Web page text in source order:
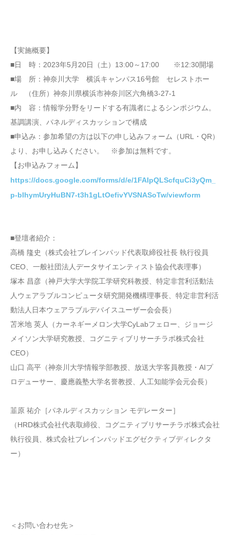
【実施概要】
■日 時：2023年5月20日（土）13:00～17:00 ※12:30開場
■場 所：神奈川大学 横浜キャンパス16号館 セレストホー
ル （住所）神奈川県横浜市神奈川区六角橋3-27-1
■内 容：情報学分野をリードする有識者によるシンポジウム。
基調講演、パネルディスカッションで構成
■申込み：参加希望の方は以下の申し込みフォーム（URL・QR）
より、お申し込みください。 ※参加は無料です。
【お申込みフォーム】
https://docs.google.com/forms/d/e/1FAIpQLScfquCi3yQm_
p-bIhymUryHuBN7-t3h1gLtOefivYVSNASoTw/viewform
■登壇者紹介：
高橋 隆史（株式会社ブレインパッド代表取締役社長 執行役員
CEO、一般社団法人データサイエンティスト協会代表理事）
塚本 昌彦（神戸大学大学院工学研究科教授、特定非営利活動法
人ウェアラブルコンピュータ研究開発機構理事長、特定非営利活
動法人日本ウェアラブルデバイスユーザー会会長）
苫米地 英人（カーネギーメロン大学CyLabフェロー、ジョージ
メイソン大学研究教授、コグニティブリサーチラボ株式会社
CEO）
山口 高平（神奈川大学情報学部教授、放送大学客員教授・AIプ
ロデューサー、慶應義塾大学名誉教授、人工知能学会元会長）
韮原 祐介［パネルディスカッション モデレーター］
（HRD株式会社代表取締役、コグニティブリサーチラボ株式会社
執行役員、株式会社ブレインパッドエグゼクティブディレクタ
ー）
＜お問い合わせ先＞